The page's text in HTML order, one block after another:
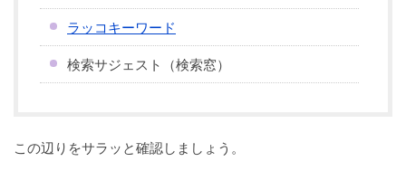
ラッコキーワード
検索サジェスト（検索窓）
この辺りをサラッと確認しましょう。